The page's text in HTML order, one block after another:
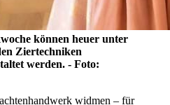
können heuer unter
Ziertechniken
werden. - Foto:
widmen – für